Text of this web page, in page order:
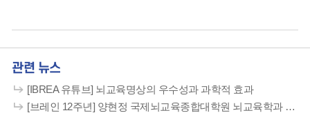
관련 뉴스
[IBREA 유튜브] 뇌교육명상의 우수성과 과학적 효과
[브레인 12주년] 양현정 국제뇌교육종합대학원 뇌교육학과 교수